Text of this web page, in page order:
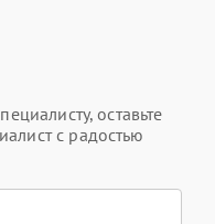
оставьте
с радостью